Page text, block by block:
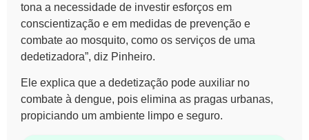
tona a necessidade de investir esforços em
conscientização e em medidas de prevenção e
combate ao mosquito, como os serviços de uma
dedetizadora”, diz Pinheiro.
Ele explica que a dedetização pode auxiliar no
combate à dengue, pois elimina as pragas urbanas,
propiciando um ambiente limpo e seguro.